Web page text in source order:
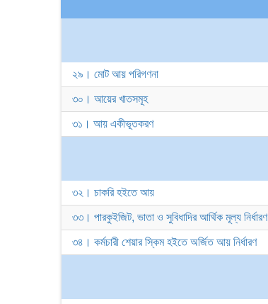
২৯। মোট আয় পরিগণনা
৩০। আয়ের খাতসমূহ
৩১। আয় একীভূতকরণ
৩২। চাকরি হইতে আয়
৩৩। পারকুইজিট, ভাতা ও সুবিধাদির আর্থিক মূল্য নির্ধারণ
৩৪। কর্মচারী শেয়ার স্কিম হইতে অর্জিত আয় নির্ধারণ